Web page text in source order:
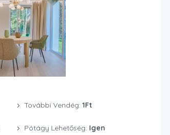
További Vendég: 1Ft
Pótágy Lehetőség: Igen